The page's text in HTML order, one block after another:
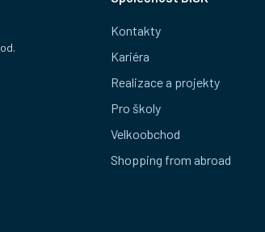
Kontakty
Kariéra
Realizace a projekty
Pro školy
Velkoobchod
Shopping from abroad